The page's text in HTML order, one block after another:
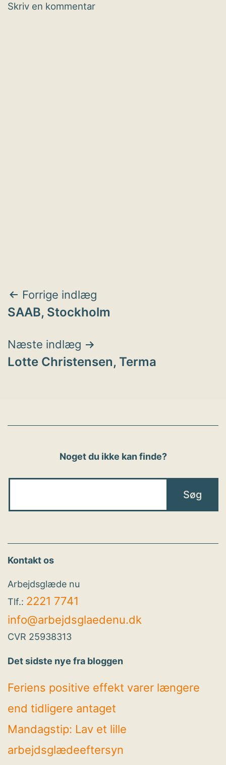
Skriv en kommentar
Indlægsnavigation
Forrige indlæg
SAAB, Stockholm
Næste indlæg
Lotte Christensen, Terma
Noget du ikke kan finde?
Kontakt os
Arbejdsglæde nu
Tlf.: 2221 7741
info@arbejdsglaedenu.dk
CVR 25938313
Det sidste nye fra bloggen
Feriens positive effekt varer længere
end tidligere antaget
Mandagstip: Lav et lille
arbejdsglædeeftersyn